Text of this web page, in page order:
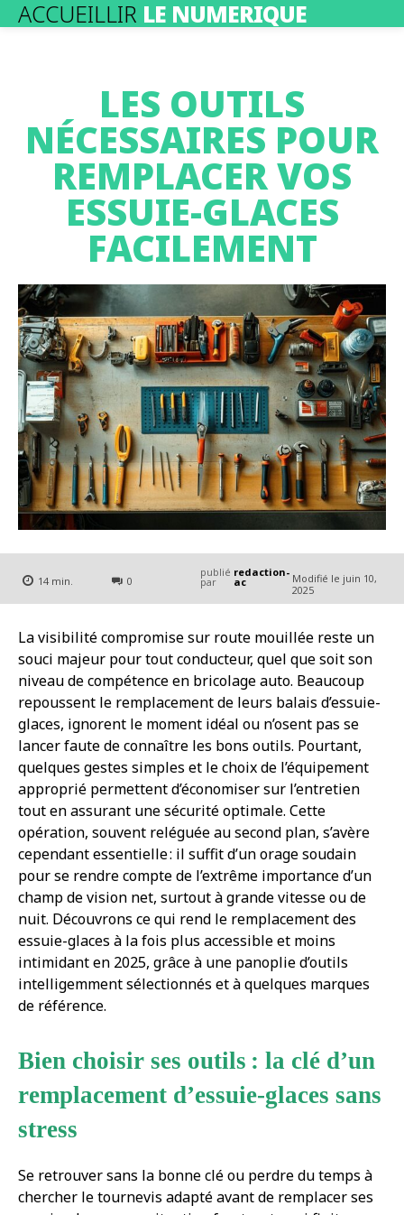
ACCUEILLIR LE NUMERIQUE
LES OUTILS
NÉCESSAIRES POUR
REMPLACER VOS
ESSUIE-GLACES
FACILEMENT
14 min. 0
publié
par
redaction-
ac Modifié le juin 10,
2025
La visibilité compromise sur route mouillée reste un
souci majeur pour tout conducteur, quel que soit son
niveau de compétence en bricolage auto. Beaucoup
repoussent le remplacement de leurs balais d’essuie-
glaces, ignorent le moment idéal ou n’osent pas se
lancer faute de connaître les bons outils. Pourtant,
quelques gestes simples et le choix de l’équipement
approprié permettent d’économiser sur l’entretien
tout en assurant une sécurité optimale. Cette
opération, souvent reléguée au second plan, s’avère
cependant essentielle : il suffit d’un orage soudain
pour se rendre compte de l’extrême importance d’un
champ de vision net, surtout à grande vitesse ou de
nuit. Découvrons ce qui rend le remplacement des
essuie-glaces à la fois plus accessible et moins
intimidant en 2025, grâce à une panoplie d’outils
intelligemment sélectionnés et à quelques marques
de référence.
Bien choisir ses outils : la clé d’un
remplacement d’essuie-glaces sans
stress
Se retrouver sans la bonne clé ou perdre du temps à
chercher le tournevis adapté avant de remplacer ses